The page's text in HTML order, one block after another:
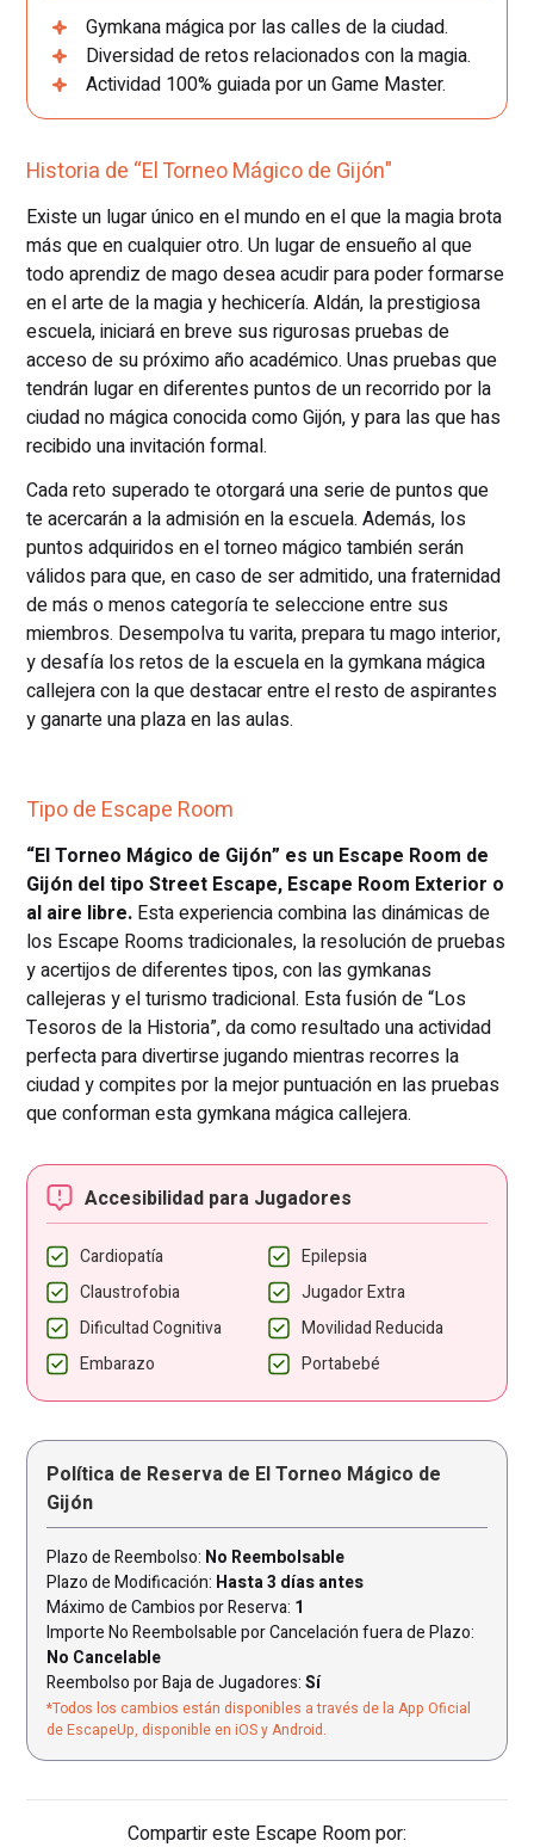
Gymkana mágica por las calles de la ciudad.
Diversidad de retos relacionados con la magia.
Actividad 100% guiada por un Game Master.
Historia de “El Torneo Mágico de Gijón"
Existe un lugar único en el mundo en el que la magia brota
más que en cualquier otro. Un lugar de ensueño al que
todo aprendiz de mago desea acudir para poder formarse
en el arte de la magia y hechicería. Aldán, la prestigiosa
escuela, iniciará en breve sus rigurosas pruebas de
acceso de su próximo año académico. Unas pruebas que
tendrán lugar en diferentes puntos de un recorrido por la
ciudad no mágica conocida como Gijón, y para las que has
recibido una invitación formal.
Cada reto superado te otorgará una serie de puntos que
te acercarán a la admisión en la escuela. Además, los
puntos adquiridos en el torneo mágico también serán
válidos para que, en caso de ser admitido, una fraternidad
de más o menos categoría te seleccione entre sus
miembros. Desempolva tu varita, prepara tu mago interior,
y desafía los retos de la escuela en la gymkana mágica
callejera con la que destacar entre el resto de aspirantes
y ganarte una plaza en las aulas.
Tipo de Escape Room
“El Torneo Mágico de Gijón” es un Escape Room de
Gijón del tipo Street Escape, Escape Room Exterior o
al aire libre. Esta experiencia combina las dinámicas de
los Escape Rooms tradicionales, la resolución de pruebas
y acertijos de diferentes tipos, con las gymkanas
callejeras y el turismo tradicional. Esta fusión de “Los
Tesoros de la Historia”, da como resultado una actividad
perfecta para divertirse jugando mientras recorres la
ciudad y compites por la mejor puntuación en las pruebas
que conforman esta gymkana mágica callejera.
Accesibilidad para Jugadores
Cardiopatía
Epilepsia
Claustrofobia
Jugador Extra
Dificultad Cognitiva
Movilidad Reducida
Embarazo
Portabebé
Política de Reserva de El Torneo Mágico de
Gijón
Plazo de Reembolso: No Reembolsable
Plazo de Modificación: Hasta 3 días antes
Máximo de Cambios por Reserva: 1
Importe No Reembolsable por Cancelación fuera de Plazo:
No Cancelable
Reembolso por Baja de Jugadores: Sí
*Todos los cambios están disponibles a través de la App Oficial
de EscapeUp, disponible en iOS y Android.
Compartir este Escape Room por: